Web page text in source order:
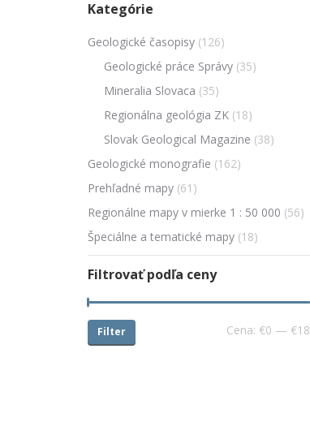
Kategórie
Geologické časopisy (126)
Geologické práce Správy (35)
Mineralia Slovaca (35)
Regionálna geológia ZK (18)
Slovak Geological Magazine (38)
Geologické monografie (162)
Prehľadné mapy (61)
Regionálne mapy v mierke 1 : 50 000 (56)
Špeciálne a tematické mapy (18)
Filtrovať podľa ceny
Filter Cena: €0 — €18